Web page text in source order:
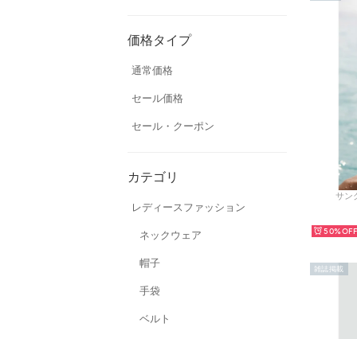
価格タイプ
通常価格
セール価格
セール・クーポン
カテゴリ
レディースファッション
ネックウェア
帽子
手袋
ベルト
サン
50%
雑誌掲載